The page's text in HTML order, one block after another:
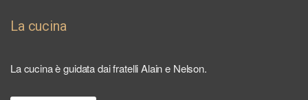
La cucina
La cucina è guidata dai fratelli Alain e Nelson.